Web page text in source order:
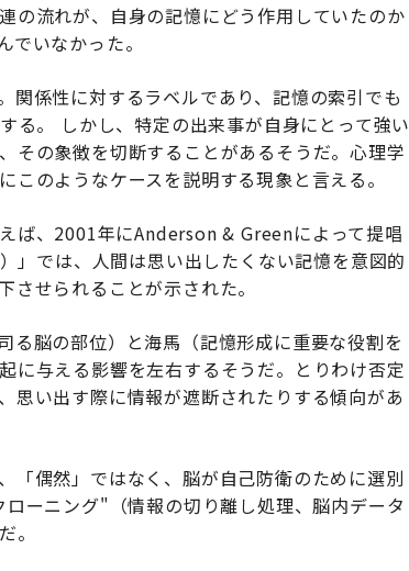
の流れが、自身の記憶にどう作用していたのか
いなかった。
関係性に対するラベルであり、記憶の索引でも
る。 しかし、特定の出来事が自身にとって強い
その象徴を切断することがあるそうだ。心理学
のようなケースを説明する現象と言える。
ば、2001年にAnderson & Greenによって提唱
では、人間は思い出したくない記憶を意図的
せられることが示された。
る脳の部位）と海馬（記憶形成に重要な役割を
に与える影響を左右するそうだ。とりわけ否定
思い出す際に情報が遮断されたりする傾向があ
「偶然」ではなく、脳が自己防衛のために選別
ーニング"（情報の切り離し処理、脳内データ
。